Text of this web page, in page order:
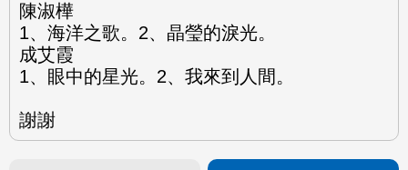
陳淑樺
1、海洋之歌。2、晶瑩的淚光。
成艾霞
1、眼中的星光。2、我來到人間。
謝謝